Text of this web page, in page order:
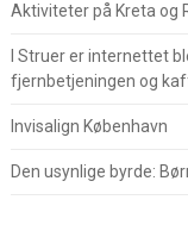
Aktiviteter på Kreta og
I Struer er internettet
fjernbetjeningen og
Invisalign København
Den usynlige byrde: